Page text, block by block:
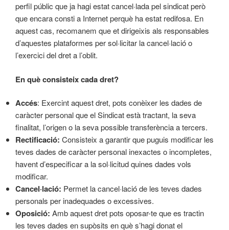
perfil públic que ja hagi estat cancel·lada pel sindicat però
que encara consti a Internet perquè ha estat redifosa. En
aquest cas, recomanem que et dirigeixis als responsables
d’aquestes plataformes per sol·licitar la cancel·lació o
l’exercici del dret a l’oblit.
En què consisteix cada dret?
Accés: Exercint aquest dret, pots conèixer les dades de
caràcter personal que el Sindicat està tractant, la seva
finalitat, l’origen o la seva possible transferència a tercers.
Rectificació: Consisteix a garantir que puguis modificar les
teves dades de caràcter personal inexactes o incompletes,
havent d’especificar a la sol·licitud quines dades vols
modificar.
Cancel·lació: Permet la cancel·lació de les teves dades
personals per inadequades o excessives.
Oposició: Amb aquest dret pots oposar-te que es tractin
les teves dades en supòsits en què s’hagi donat el